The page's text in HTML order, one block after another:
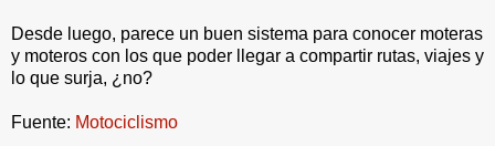
Desde luego, parece un buen sistema para conocer moteras
y moteros con los que poder llegar a compartir rutas, viajes y
lo que surja, ¿no?
Fuente: Motociclismo